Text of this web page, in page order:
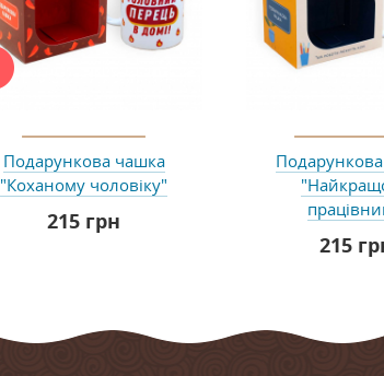
Подарункова чашка
"Коханому чоловіку"
215 грн
215